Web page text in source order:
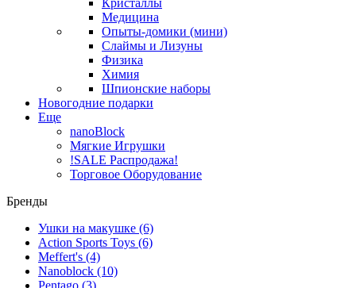
Кристаллы
Медицина
Опыты-домики (мини)
Слаймы и Лизуны
Физика
Химия
Шпионские наборы
Новогодние подарки
Еще
nanoBlock
Мягкие Игрушки
!SALE Распродажа!
Торговое Оборудование
Бренды
Ушки на макушке (6)
Action Sports Toys (6)
Meffert's (4)
Nanoblock (10)
Pentago (3)